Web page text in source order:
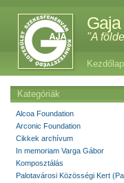
"A
Kezdőlap
Kategóriák
Alcoa Foundation
Arconic Foundation
Cikkek archívum
In memoriam Varga Gábor
Komposztálás
Palotavárosi Közösségi Kert